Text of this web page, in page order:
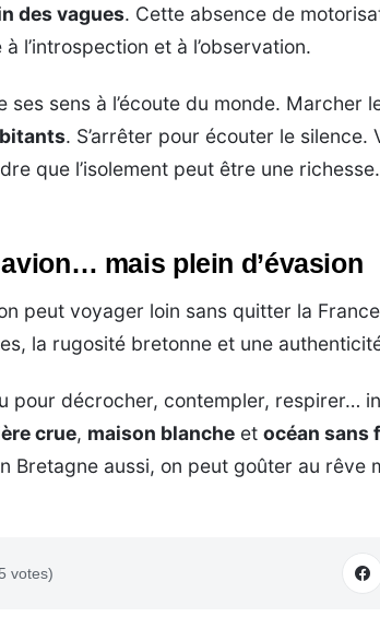
des vagues. Cette absence de
l’introspection et à l’observation.
ses sens à l’écoute du monde. Marcher
. S’arrêter pour écouter le silence.
que l’isolement peut être une richesse.
mais plein d’évasion
peut voyager loin sans quitter la
la rugosité bretonne et une
pour décrocher, contempler, respirer…
crue, maison blanche etocéan sans
Bretagne aussi, on peut goûter au rêve
votes)